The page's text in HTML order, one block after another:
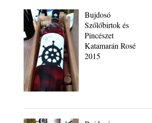
Bujdosó
Szőlőbirtok és
Pincészet
Katamarán Rosé
2015